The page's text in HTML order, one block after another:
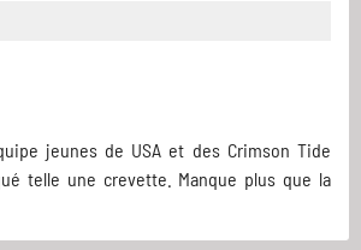
jeunes de USA et des Crimson Tide
telle une crevette. Manque plus que la